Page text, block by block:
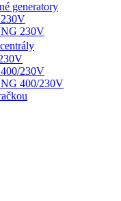
generatory
230V
230V
400/230V